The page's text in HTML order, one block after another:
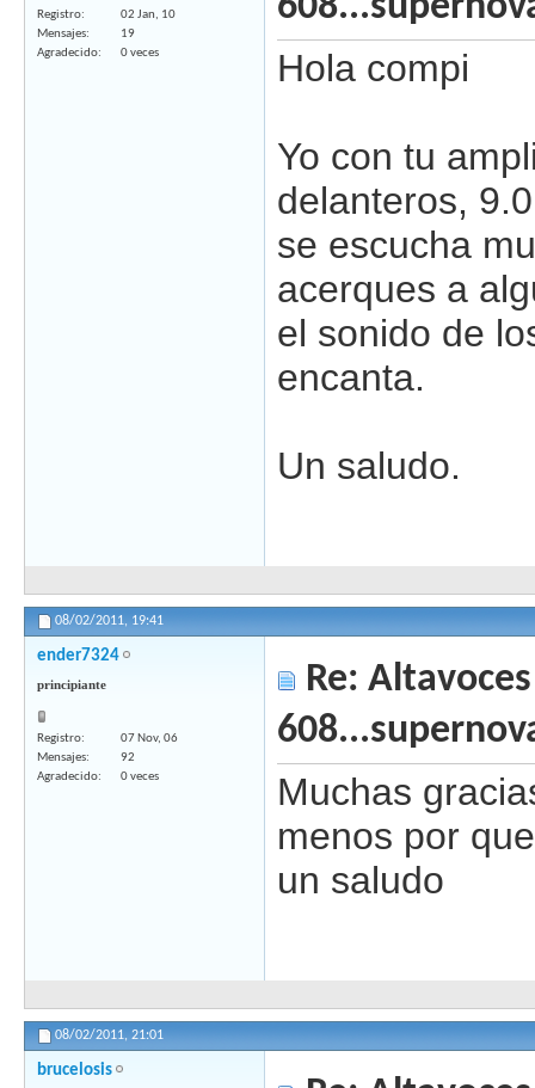
Registro
02 Jan, 10
Mensajes
19
Agradecido
0 veces Hola compi
Yo con tu
delanteros,
se escucha
acerques a
el sonido de
encanta.
Un saludo.
08/02/2011, 19:41
ender7324
principiante
Registro
07 Nov, 06
Mensajes
92
Agradecido
0 veces
Re:
Muchas
menos por
un saludo
08/02/2011, 21:01
brucelosis